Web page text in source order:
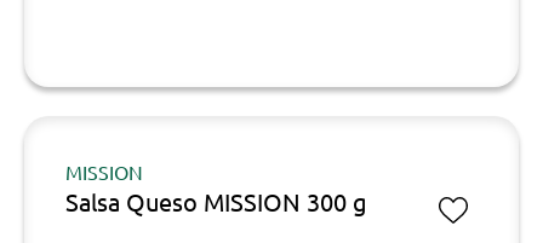
MISSION
Salsa Queso MISSION 300 g